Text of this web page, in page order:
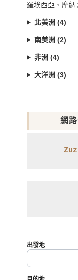
羅埃西亞、摩納
北美洲 (4)
南美洲 (2)
非洲 (4)
大洋洲 (3)
網